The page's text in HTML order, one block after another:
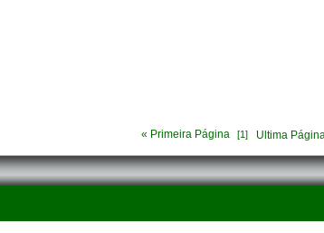
« Primeira Página [1] Ultima